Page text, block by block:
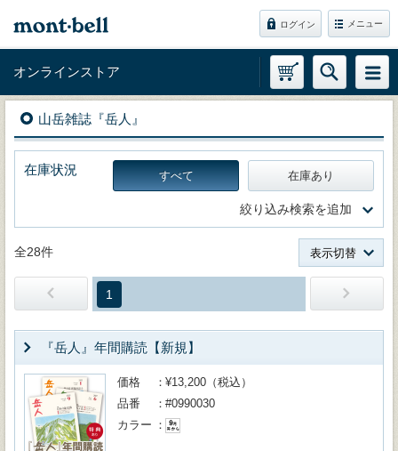
ログイン メニュー
オンラインストア
山岳雑誌『岳人』
在庫状況 すべて 在庫あり
絞り込み検索を追加
全28件 表示切替
1
『岳人』年間購読【新規】
価格
¥13,200（税込）
品番
#0990030
カラー